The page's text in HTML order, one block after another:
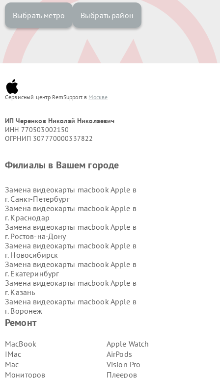
Выбрать метро Выбрать район
Сервисный центр RemSupport в Москве
ИП Черенков Николай Николаевич
ИНН 770503002150
ОГРНИП 307770000337822
Ремонт
MacBook
IMac
Mac
Мониторов
Apple Watch
AirPods
Vision Pro
Плееров
Филиалы в Вашем городе
Замена видеокарты macbook Apple в
г. Санкт-Петербург
Замена видеокарты macbook Apple в
г. Краснодар
Замена видеокарты macbook Apple в
г. Ростов-на-Дону
Замена видеокарты macbook Apple в
г. Новосибирск
Замена видеокарты macbook Apple в
г. Екатеринбург
Замена видеокарты macbook Apple в
г. Казань
Замена видеокарты macbook Apple в
г. Воронеж
Замена видеокарты macbook Apple в
Замена видеокарты macbook Apple в
г.Самара
Замена видеокарты macbook Apple в
г.Пермь
Замена видеокарты macbook Apple в